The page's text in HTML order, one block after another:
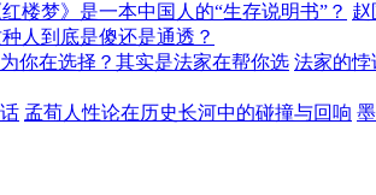
楼梦》是一本中国人的“生存说明书”？ 赵
人到底是傻还是通透？
你在选择？其实是法家在帮你选 法家的悖
孟荀人性论在历史长河中的碰撞与回响